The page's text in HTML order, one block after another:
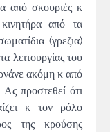
από σκουριές κ
από τα
(γρεζια)
λειτουργίας του
ακόμη κ από
προστεθεί ότι
κ τον ρόλο
της κρούσης